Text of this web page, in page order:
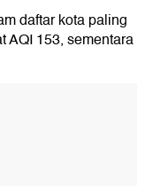
daftar kota paling
AQI 153, sementara